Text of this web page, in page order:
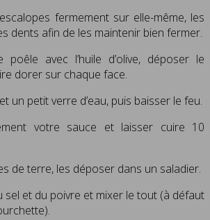
fermement sur elle-même, les
dents afin de les maintenir bien fermer.
poêle avec l’huile d’olive, déposer le
dorer sur chaque face.
un petit verre d’eau, puis baisser le feu.
votre sauce et laisser cuire 10
de terre, les déposer dans un saladier.
sel et du poivre et mixer le tout (à défaut